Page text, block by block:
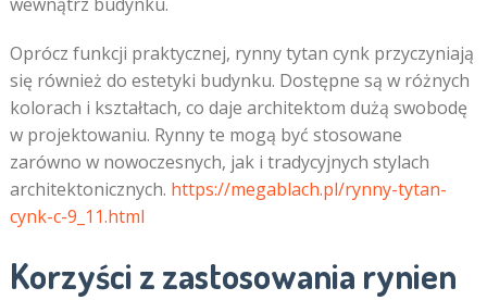
Oprócz funkcji praktycznej, rynny tytan cynk przyczyniają
się również do estetyki budynku. Dostępne są w różnych
kolorach i kształtach, co daje architektom dużą swobodę
w projektowaniu. Rynny te mogą być stosowane
zarówno w nowoczesnych, jak i tradycyjnych stylach
architektonicznych. https://megablach.pl/rynny-tytan-
cynk-c-9_11.html
Korzyści z zastosowania rynien